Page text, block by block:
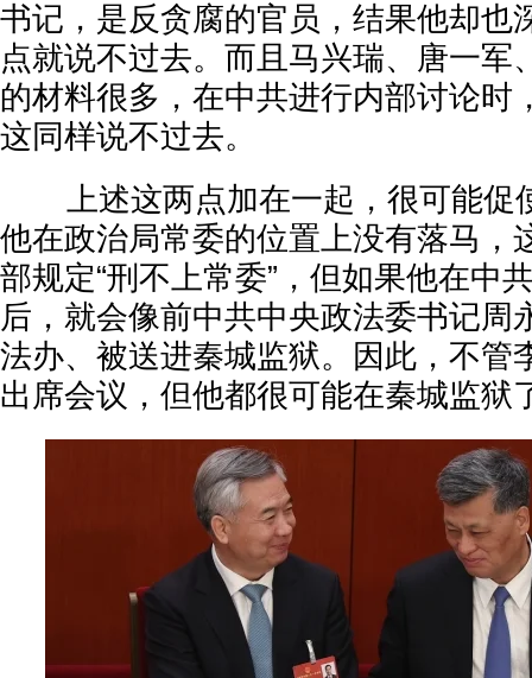
书记，是反贪腐的官员，结果他却也
点就说不过去。而且马兴瑞、唐一军
的材料很多，在中共进行内部讨论时
这同样说不过去。
上述这两点加在一起，很可能促
他在政治局常委的位置上没有落马，
部规定“刑不上常委”，但如果他在中
后，就会像前中共中央政法委书记周
法办、被送进秦城监狱。因此，不管
出席会议，但他都很可能在秦城监狱